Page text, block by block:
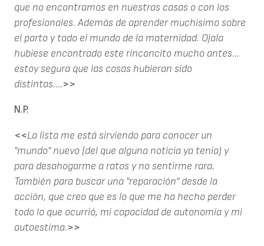
que no encontramos en nuestras casas o con los
profesionales. Además de aprender muchísimo sobre
el parto y todo el mundo de la maternidad. Ojala
hubiese encontrado este rinconcito mucho antes...
estoy segura que las cosas hubieran sido
distintas....>>
N.P.
<<La lista me está sirviendo para conocer un
"mundo" nuevo (del que alguna noticia ya tenía) y
para desahogarme a ratos y no sentirme rara.
También para buscar una "reparación" desde la
acción, que creo que es lo que me ha hecho perder
todo lo que ocurrió, mi capacidad de autonomía y mi
autoestima.>>